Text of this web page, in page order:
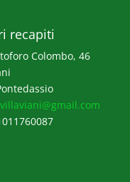
recapiti
Colombo, 46